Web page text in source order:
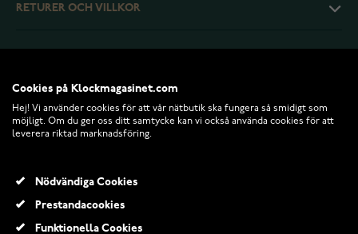
RETURER OCH VILLKOR
Cookies på Klockmagasinet.com
Hej! Vi använder cookies för att vår nätbutik ska fungera så smidigt som
möjligt. Om du ger oss ditt samtycke kan vi också använda cookies för att
leverera riktad marknadsföring.
Nödvändiga Cookies
Prestandacookies
Funktionella Cookies